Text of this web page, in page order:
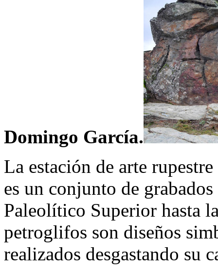
Domingo García.
La estación de arte
es un conjunto de
Paleolítico Superior hasta
petroglifos son diseños
realizados desgastando su